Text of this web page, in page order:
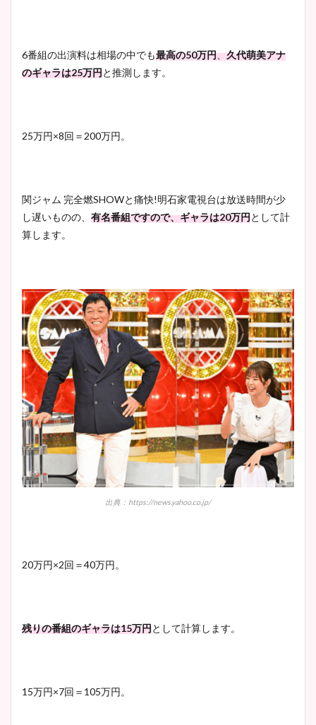
6番組の出演料は相場の中でも最高の50万円、久代萌美アナ
のギャラは25万円と推測します。
25万円×8回＝200万円。
関ジャム 完全燃SHOWと痛快!明石家電視台は放送時間が少
し遅いものの、 有名番組ですので、ギャラは20万円として計
算します。
出典：https://news.yahoo.co.jp/
20万円×2回＝40万円。
残りの番組のギャラは15万円として計算します。
15万円×7回＝105万円。